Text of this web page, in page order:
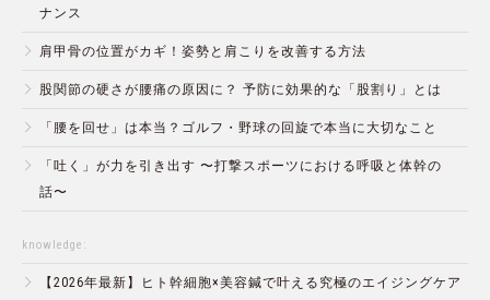
ナンス
肩甲骨の位置がカギ！姿勢と肩こりを改善する方法
股関節の硬さが腰痛の原因に？ 予防に効果的な「股割り」とは
「腰を回せ」は本当？ゴルフ・野球の回旋で本当に大切なこと
「吐く」が力を引き出す 〜打撃スポーツにおける呼吸と体幹の
話〜
knowledge:
【2026年最新】ヒト幹細胞×美容鍼で叶える究極のエイジングケア